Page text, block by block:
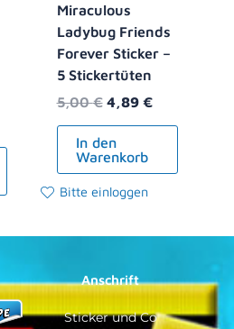
Miraculous
Ladybug Friends
Forever Sticker –
5 Stickertüten
5,00€ 4,89 €
In den
Warenkorb
Bitte einloggen
Anschrift
Sticker und Co